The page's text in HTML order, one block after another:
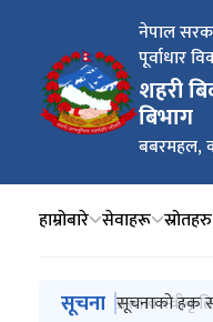
नेपाल
पूर्वाधार
शहरी
बिभाग
बबरमहल,
हाम्रोबारे सेवाहरू स्रोतहरु
मुख्य नेभिगेसनमा जानुहोस्
सूचना Pre-bid
सूचनाको हक
प्रस्ताव
आर्थिक
Re-